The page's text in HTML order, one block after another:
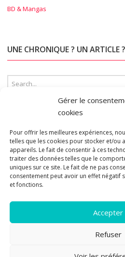
Gérer le
cookies
Pour offrir les meilleures expériences,
telles que les cookies pour stocker et/ou
appareils. Le fait de consentir à ces
traiter des données telles que le
uniques sur ce site. Le fait de ne pas
consentement peut avoir un effet négatif
et fonctions.
Accepter
Refuser
BD & Mangas
UNE CHRONIQUE ? UN ARTICLE ?
SUR LA TOILE…
Blogroll